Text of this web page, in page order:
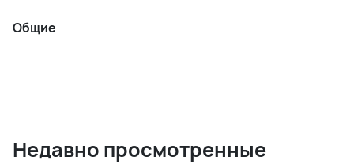
Общие
Недавно просмотренные